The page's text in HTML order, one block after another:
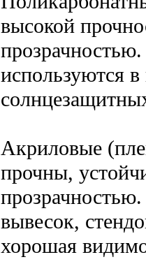
высокой
используются
Акриловые
прочны,
вывесок,
хорошая